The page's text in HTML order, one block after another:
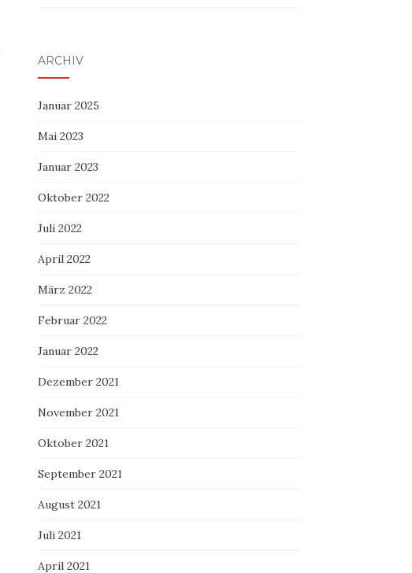
ARCHIV
Januar 2025
Mai 2023
Januar 2023
Oktober 2022
Juli 2022
April 2022
März 2022
Februar 2022
Januar 2022
Dezember 2021
November 2021
Oktober 2021
September 2021
August 2021
Juli 2021
April 2021